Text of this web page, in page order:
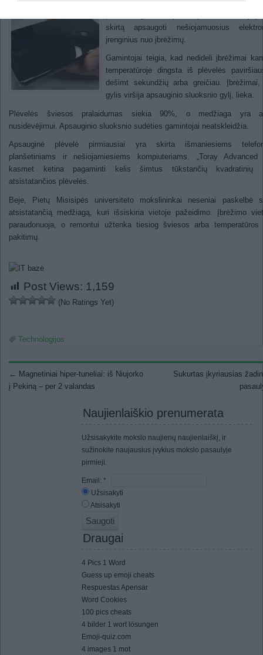
Japonijos kompanija „Toray Advanced
skirtą apsaugoti nešiojamuosius
įrenginius nuo įbrėžimų.
Gamintojai teigia, kad nedideli įbrėžimai
temperatūroje dingsta iš plėvelės
dešimt sekundžių arba greičiau.
gylis viršija apsauginio sluoksnio gylį, lieka.
Plėvelės šviesos pralaidumas siekia 90%, o medžiaga yra
nusidėvėjimui. Apsauginio sluoksnio sudėties gamintojai neatskleidžia.
Apsauginė plėvelė pirmiausiai yra skirta išmaniesiems
planšetiniams ir nešiojamiesiems kompiuteriams. „Toray Advanced
kasmet ketina pagaminti kelis šimtus tūkstančių kvadratinių
atsistatančios plėvelės.
Beje, Pietų Misisipės universiteto mokslininkai neseniai paskelbė
atsistatančią medžiagą, kuri išsiskiria vietoje pažeidimo. Įbrėžimo
paraudonuoja, o remontui užtenka tiesiog šviesos arba
pakitimų.
Post Views: 1,159
(No Ratings Yet)
Technologijos
Post navigation
← Magnetiniai hiper-tuneliai: iš Niujorko
į Pekiną – per 2 valandas
Sukurtas įkyriausias
Naujienlaiškio prenumerata
Užsisakykite mokslo naujienų naujienlaiškį, ir
sužinokite naujausius įvykius mokslo pasaulyje
pirmieji.
Email: *
Užsisakyti
Atsisakyti
Draugai
4 Pics 1 Word
Guess up emoji cheats
Respuestas Apensar
Word Cookies
100 pics cheats
4 bilder 1 wort lösungen
Emoji-quiz.com
4 images 1 mot